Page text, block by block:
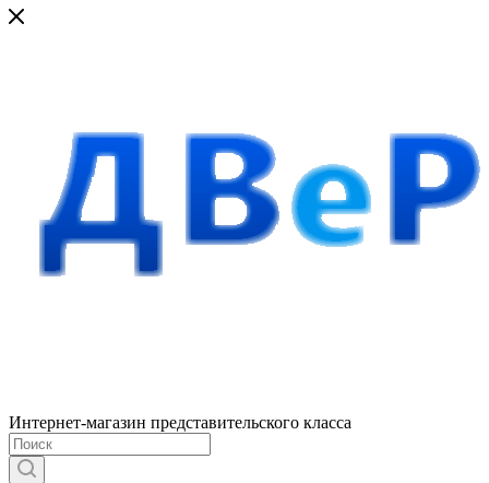
Интернет-магазин представительского класса